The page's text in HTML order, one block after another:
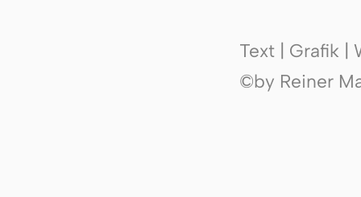
Text | Grafik |
©by Reiner